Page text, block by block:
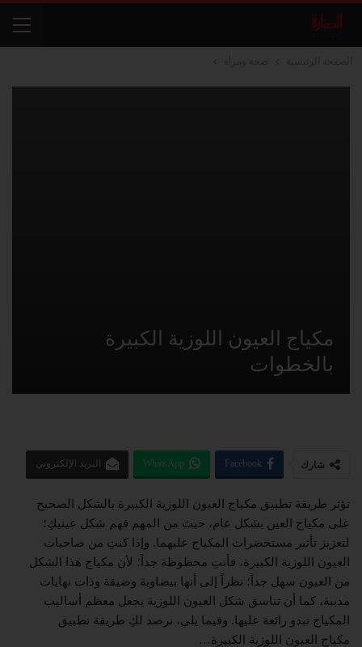
مكياج العيون اللوزية الكبيرة
بالخطوات
شارك Facebook
WhatsApp البريد الإلكتروني
تؤثر طريقة تطبيق مكياج العيون اللوزية الكبيرة بالشكل الصحيح
على مكياج العين بشكل عام، حيث من المهم فهم شكل عينيكِ؛
لتعزيز تأثير مستحضرات المكياج عليهما. وإذا كنتِ من صاحبات
العيون اللوزية الكبيرة، فأنتِ محظوظة جداً؛ لأن مكياج هذا الشكل
من العيون سهل جداً؛ نظراً إلى أنها بيضاوية وضيقة وذات نهايات
مدببة، كما أن تناسق شكل العيون اللوزية يجعل معظم أساليب
المكياج تبدو رائعة عليها. وفيما يلي، نرصد لكِ طريقة تطبيق
مكياج العيون اللوزية الكبيرة…